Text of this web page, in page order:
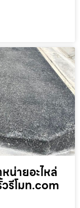
น่ายอะไหล่
รีโมท.com